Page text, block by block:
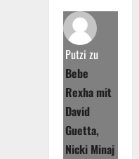
Putzi zu
Bebe
Rexha mit
David
Guetta,
Nicki Minaj